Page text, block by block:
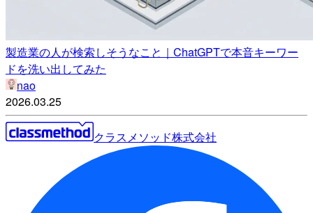
製造業の人が検索しそうなこと｜ChatGPTで本音キーワー
ドを洗い出してみた
nao
2026.03.25
クラスメソッド株式会社